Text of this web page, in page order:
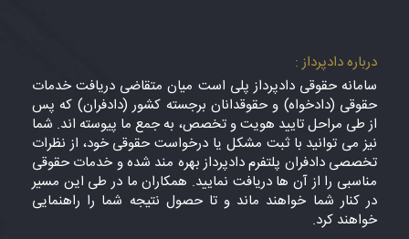
درباره دادپرداز :
سامانه حقوقی دادپرداز پلی است میان متقاضی دریافت خدمات
حقوقی (دادخواه) و حقوقدانان برجسته کشور (دادفران) که پس
از طی مراحل تایید هویت و تخصص، به جمع ما پیوسته اند. شما
نیز می توانید با ثبت مشکل یا درخواست حقوقی خود، از نظرات
تخصصی دادفران پلتفرم دادپرداز بهره مند شده و خدمات حقوقی
مناسبی را از آن ها دریافت نمایید. همکاران ما در طی این مسیر
در کنار شما خواهند ماند و تا حصول نتیجه شما را راهنمایی
خواهند کرد.